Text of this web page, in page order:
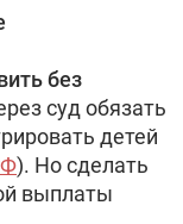
без
суд обязать
детей
). Но сделать
выплаты